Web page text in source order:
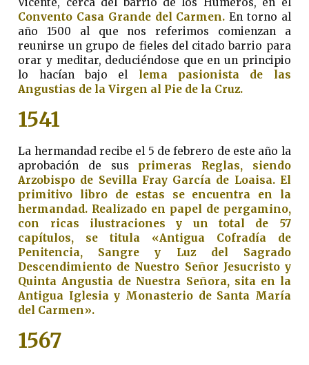
Convento Casa Grande del Carmen. En torno al
año 1500 al que nos referimos comienzan a
reunirse un grupo de fieles del citado barrio para
orar y meditar, deduciéndose que en un principio
lo hacían bajo el lema pasionista de las
Angustias de la Virgen al Pie de la Cruz.
1541
La hermandad recibe el 5 de febrero de este año la
aprobación de sus primeras Reglas, siendo
Arzobispo de Sevilla Fray García de Loaisa.El
primitivo libro de estas se encuentra en la
hermandad. Realizado en papel de pergamino,
con ricas ilustraciones y un total de 57
capítulos, se titula «Antigua Cofradía de
Penitencia, Sangre y Luz del Sagrado
Descendimiento de Nuestro Señor Jesucristo y
Quinta Angustia de Nuestra Señora, sita en la
Antigua Iglesia y Monasterio de Santa María
del Carmen».
1567